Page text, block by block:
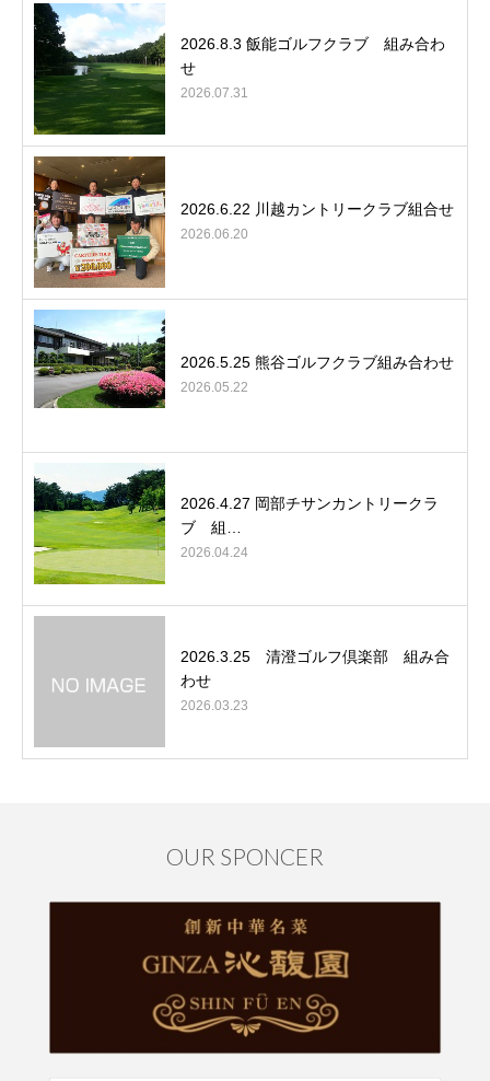
2026.8.3 飯能ゴルフクラブ 組み合わ
せ
2026.07.31
2026.6.22 川越カントリークラブ組合せ
2026.06.20
2026.5.25 熊谷ゴルフクラブ組み合わせ
2026.05.22
2026.4.27 岡部チサンカントリークラ
ブ 組…
2026.04.24
2026.3.25 清澄ゴルフ倶楽部 組み合
わせ
2026.03.23
OUR SPONCER